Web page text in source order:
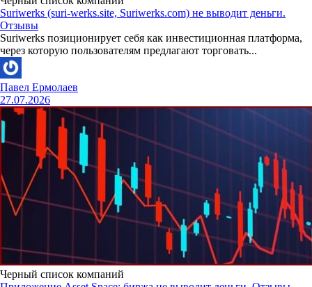
Suriwerks (suri-werks.site, Suriwerks.com) не выводит деньги.
Отзывы
Suriwerks позиционирует себя как инвестиционная платформа,
через которую пользователям предлагают торговать...
Павел Ермолаев
27.07.2026
Черный список компаний